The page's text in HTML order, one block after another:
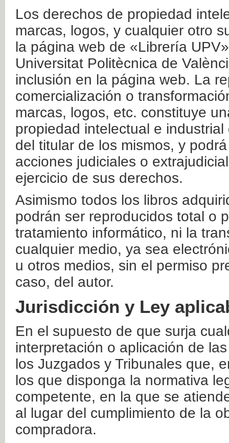
Los derechos de propiedad
marcas, logos, y cualquier otro
la página web de «Librería
Universitat Politècnica de
inclusión en la página web. La
comercialización o
marcas, logos, etc. constituye
propiedad intelectual e
del titular de los mismos, y
acciones judiciales o
ejercicio de sus derechos.
Asimismo todos los libros
podrán ser reproducidos total o
tratamiento informático, ni la
cualquier medio, ya sea
u otros medios, sin el permiso
caso, del autor.
Jurisdicción y Ley
En el supuesto de que surja
interpretación o aplicación de
los Juzgados y Tribunales que,
los que disponga la normativa
competente, en la que se
al lugar del cumplimiento de la
compradora.